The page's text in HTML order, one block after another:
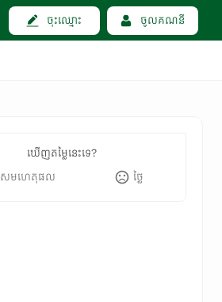
ចុះឈ្មោះ ចូលគណនី
ឃើញតម្លៃនេះទេ?
សមហេតុផល
ថ្លៃ